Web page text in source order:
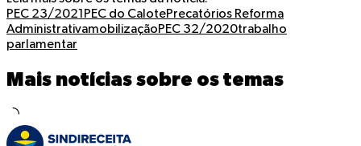
PEC 23/2021 PEC do CalotePrecatórios Reforma
AdministrativamobilizaçãoPEC 32/2020trabalho
parlamentar
Mais notícias sobre os temas